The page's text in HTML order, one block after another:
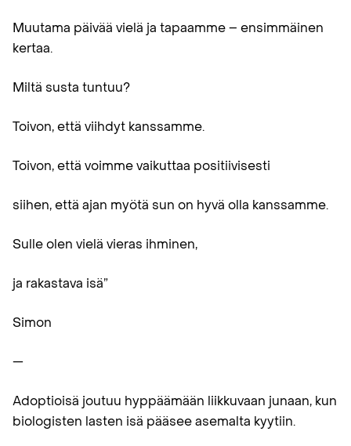
Muutama päivää vielä ja tapaamme – ensimmäinen
kertaa.
Miltä susta tuntuu?
Toivon, että viihdyt kanssamme.
Toivon, että voimme vaikuttaa positiivisesti
siihen, että ajan myötä sun on hyvä olla kanssamme.
Sulle olen vielä vieras ihminen,
ja rakastava isä”
Simon
—
Adoptioisä joutuu hyppäämään liikkuvaan junaan, kun
biologisten lasten isä pääsee asemalta kyytiin.